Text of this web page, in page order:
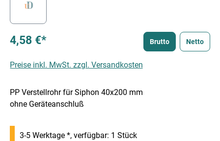
4,58 €* Brutto Netto
Preise inkl. MwSt. zzgl. Versandkosten
PP Verstellrohr für Siphon 40x200 mm
ohne Geräteanschluß
3-5 Werktage *, verfügbar: 1 Stück